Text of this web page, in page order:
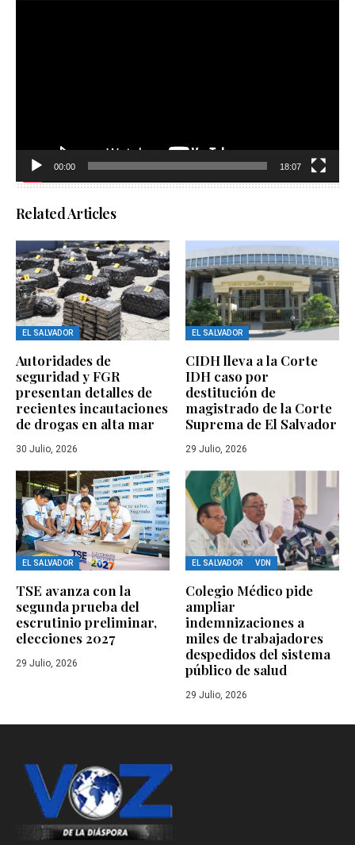
00:00 18:07
Related Articles
EL SALVADOR
Autoridades de
seguridad y FGR
presentan detalles de
recientes incautaciones
de drogas en alta mar
30 Julio, 2026
EL SALVADOR
CIDH lleva a la Corte
IDH caso por
destitución de
magistrado de la Corte
Suprema de El Salvador
29 Julio, 2026
EL SALVADOR
TSE avanza con la
segunda prueba del
escrutinio preliminar,
elecciones 2027
29 Julio, 2026
EL SALVADOR VDN
Colegio Médico pide
ampliar
indemnizaciones a
miles de trabajadores
despedidos del sistema
público de salud
29 Julio, 2026